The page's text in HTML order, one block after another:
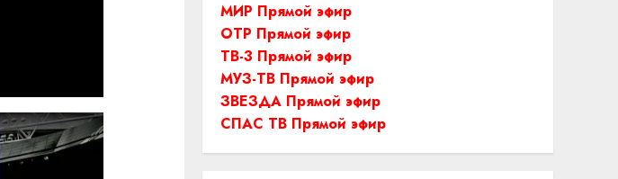
МИР Прямой эфир
ОТР Прямой эфир
ТВ-3 Прямой эфир
МУЗ-ТВ Прямой эфир
ЗВЕЗДА Прямой эфир
СПАС ТВ Прямой эфир